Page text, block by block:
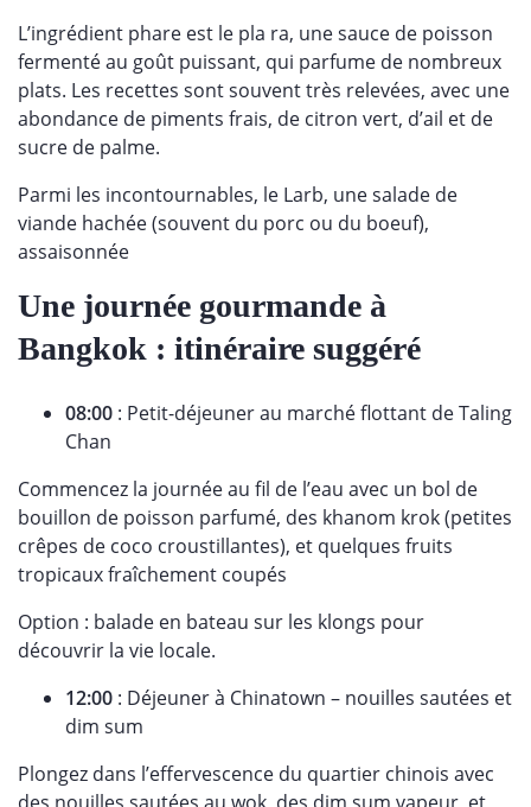
L’ingrédient phare est le pla ra, une sauce de poisson
fermenté au goût puissant, qui parfume de nombreux
plats. Les recettes sont souvent très relevées, avec une
abondance de piments frais, de citron vert, d’ail et de
sucre de palme.
Parmi les incontournables, le Larb, une salade de
viande hachée (souvent du porc ou du boeuf),
assaisonnée
Une journée gourmande à
Bangkok : itinéraire suggéré
08:00 : Petit-déjeuner au marché flottant de Taling
Chan
Commencez la journée au fil de l’eau avec un bol de
bouillon de poisson parfumé, des khanom krok (petites
crêpes de coco croustillantes), et quelques fruits
tropicaux fraîchement coupés
Option : balade en bateau sur les klongs pour
découvrir la vie locale.
12:00 : Déjeuner à Chinatown – nouilles sautées et
dim sum
Plongez dans l’effervescence du quartier chinois avec